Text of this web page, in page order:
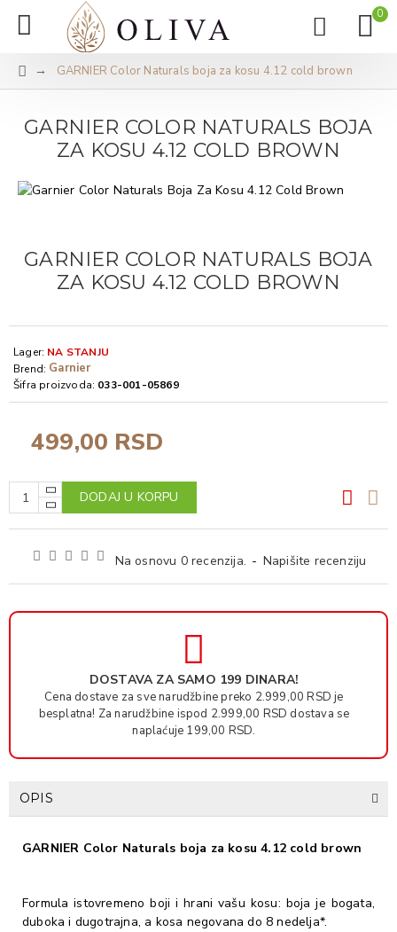
0
GARNIER Color Naturals boja za kosu 4.12 cold brown
GARNIER COLOR NATURALS BOJA
ZA KOSU 4.12 COLD BROWN
GARNIER COLOR NATURALS BOJA
ZA KOSU 4.12 COLD BROWN
Na osnovu 0 recenzija. - Napišite recenziju
499,00 RSD
Lager: NA STANJU
Brend: Garnier
Šifra proizvoda: 033-001-05869
DODAJ U KORPU
DOSTAVA ZA SAMO 199 DINARA!
Cena dostave za sve narudžbine preko 2.999,00 RSD je
besplatna! Za narudžbine ispod 2.999,00 RSD dostava se
naplaćuje 199,00 RSD.
OPIS
GARNIER Color Naturals boja za kosu 4.12 cold brown
Formula istovremeno boji i hrani vašu kosu: boja je bogata,
duboka i dugotrajna, a kosa negovana do 8 nedelja*.